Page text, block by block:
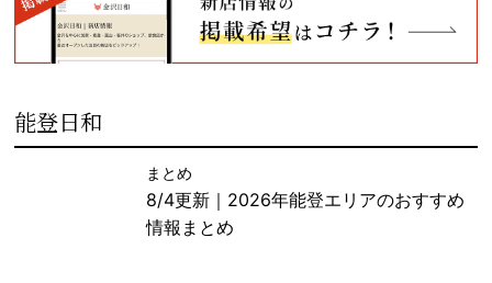
能登日和
まとめ
8/4更新｜2026年能登エリアのおすすめ
情報まとめ